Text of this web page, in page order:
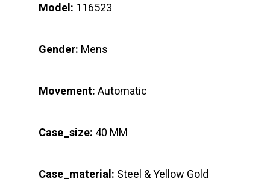
Model: 116523
Gender: Mens
Movement: Automatic
Case_size: 40 MM
Case_material: Steel & Yellow Gold